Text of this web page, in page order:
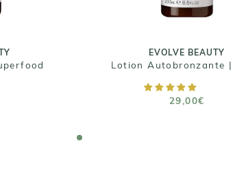
EVOLVE BEAUTY
29,00€
Taille : 250 ml
AJOUTER AU PANIER